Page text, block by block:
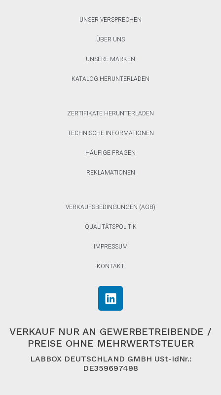
UNSER VERSPRECHEN
ÜBER UNS
UNSERE MARKEN
KATALOG HERUNTERLADEN
ZERTIFIKATE HERUNTERLADEN
TECHNISCHE INFORMATIONEN
HÄUFIGE FRAGEN
REKLAMATIONEN
VERKAUFSBEDINGUNGEN (AGB)
QUALITÄTSPOLITIK
IMPRESSUM
KONTAKT
VERKAUF NUR AN GEWERBETREIBENDE /
PREISE OHNE MEHRWERTSTEUER
LABBOX DEUTSCHLAND GMBH USt-IdNr.:
DE359697498